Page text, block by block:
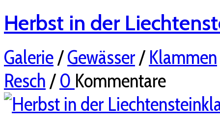
Herbst in der
Galerie/Gewässer/Klammen
Resch/0 Kommentare